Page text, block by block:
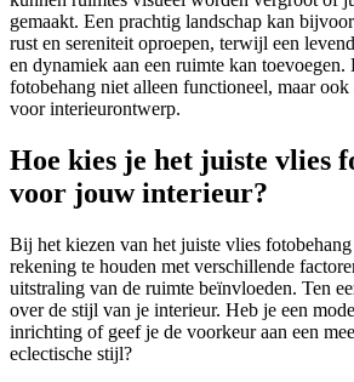
gemaakt. Een prachtig landschap kan
rust en sereniteit oproepen, terwijl een
en dynamiek aan een ruimte kan
fotobehang niet alleen functioneel, maar
voor interieurontwerp.
Hoe kies je het juiste vlies
voor jouw interieur?
Bij het kiezen van het juiste vlies
rekening te houden met verschillende
uitstraling van de ruimte beïnvloeden. Ten
over de stijl van je interieur. Heb je een
inrichting of geef je de voorkeur aan een
eclectische stijl?